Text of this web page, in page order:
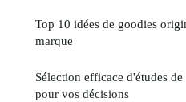
Top 10 idées de goodies
marque
Sélection efficace d'études
pour vos décisions